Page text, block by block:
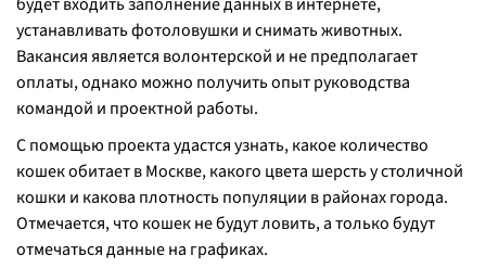
устанавливать фотоловушки и снимать животных.
Вакансия является волонтерской и не предполагает
оплаты, однако можно получить опыт руководства
командой и проектной работы.
С помощью проекта удастся узнать, какое количество
кошек обитает в Москве, какого цвета шерсть у столичной
кошки и какова плотность популяции в районах города.
Отмечается, что кошек не будут ловить, а только будут
отмечаться данные на графиках.